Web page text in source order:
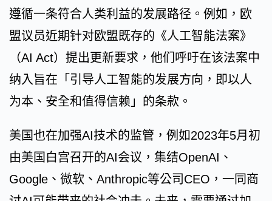
遵循一条符合人类利益的发展路径。例如，欧
盟议员近期针对欧盟既存的《人工智能法案》
（AI Act）提出更新要求，他们呼吁在该法案中
纳入旨在「引导人工智能的发展方向，即以人
为本、安全和值得信赖」的条款。
美国也在加强AI技术的监管，例如2023年5月初
由美国白宫召开的AI会议，集结OpenAI、
Google、微软、Anthropic等公司CEO，一同商